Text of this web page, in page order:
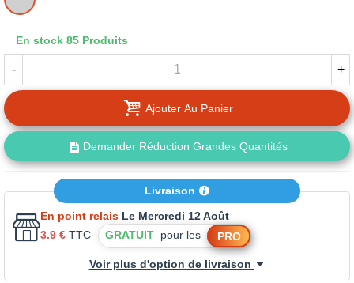
CLAIR
En stock 85 Produits
- +
Ajouter Au Panier
Demander Réduction Grandes Quantités
Livraison
En point relais Le Mercredi 12 Août
3.9 € TTC GRATUIT pour les PRO
Voir plus d'option de livraison